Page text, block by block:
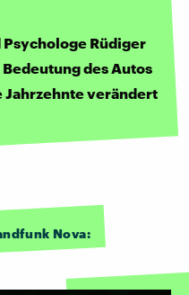
Rüdiger
des Autos
Jahrzehnte verändert
Nova: